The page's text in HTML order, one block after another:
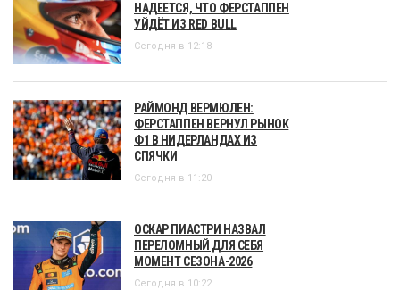
НАДЕЕТСЯ, ЧТО ФЕРСТАППЕН
УЙДЁТ ИЗ RED BULL
Сегодня в 12:18
РАЙМОНД ВЕРМЮЛЕН:
ФЕРСТАППЕН ВЕРНУЛ РЫНОК
Ф1 В НИДЕРЛАНДАХ ИЗ
СПЯЧКИ
Сегодня в 11:20
ОСКАР ПИАСТРИ НАЗВАЛ
ПЕРЕЛОМНЫЙ ДЛЯ СЕБЯ
МОМЕНТ СЕЗОНА-2026
Сегодня в 10:22